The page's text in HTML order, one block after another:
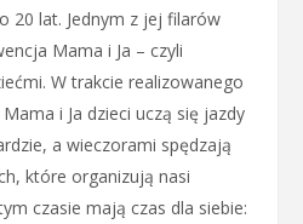
20 lat. Jednym z jej filarów
Mama i Ja – czyli
W trakcie realizowanego
i Ja dzieci uczą się jazdy
a wieczorami spędzają
które organizują nasi
czasie mają czas dla siebie: